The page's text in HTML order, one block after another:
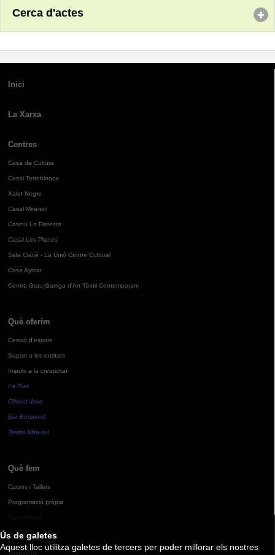
Ús de galetes
Aquest lloc utilitza galetes de tercers per poder millorar els nostres
Cerca d'actes
Inici
La Xarxa
Centres
Casa de Cultura
Casal Torreblanca
Xalet Negre
Casal Mira-sol
Casino La Floresta
Casal Les Planes
Sala Clavé - La Unió Centre Cultural
Casa Aymat
Centre Grau-Garriga d'Art Tèxtil Contemporani
Què oferim
Cessió d'espais
Suport a les entitats
Impuls a la creativitat
La Pua
Oficina Jove
Bar Bocamoll
Teatre Mira-sol
Què fem
Cursos i Tallers
Programació pròpia